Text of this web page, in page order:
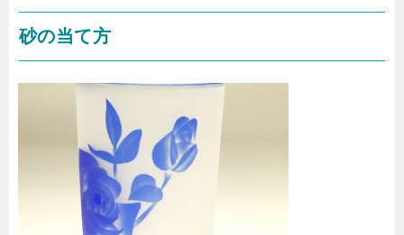
砂の当て方